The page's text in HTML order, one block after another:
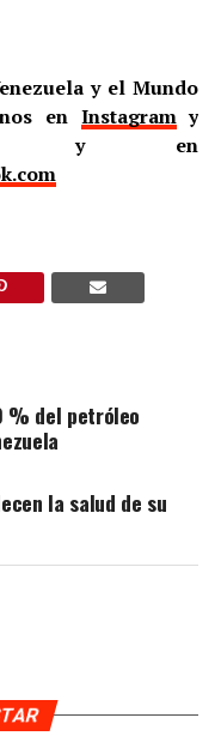
y el Mundo
en Instagramy
en
% del petróleo
la salud de su